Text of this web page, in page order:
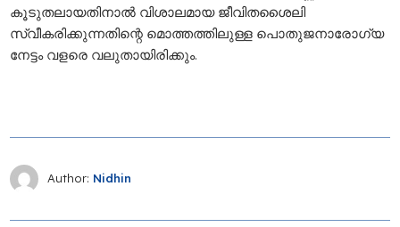
കൂടുതലായതിനാല്‍ വിശാലമായ ജീവിതശൈലി
സ്വീകരിക്കുന്നതിന്റെ മൊത്തത്തിലുള്ള പൊതുജനാരോഗ്യ
നേട്ടം വളരെ വലുതായിരിക്കും.
Author: Nidhin